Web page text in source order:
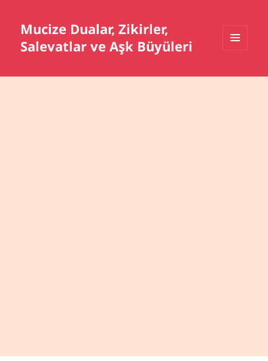
Mucize Dualar, Zikirler,
Salevatlar ve Aşk Büyüleri
BILEŞENLER